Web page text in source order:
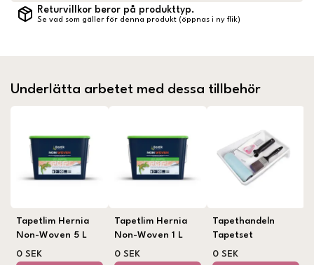
Returvillkor beror på produkttyp.
Se vad som gäller för denna produkt (öppnas i ny flik)
Underlätta arbetet med dessa tillbehör
Tapetlim Hernia
Non-Woven 5 L
0 SEK
Tapetlim Hernia
Non-Woven 1 L
0 SEK
Tapethandeln
Tapetset
0 SEK